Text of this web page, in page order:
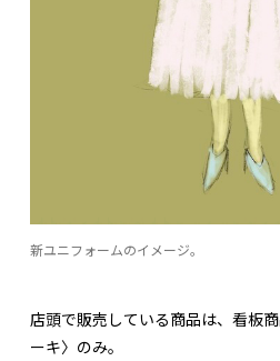
新ユニフォームのイメージ。
店頭で販売している商品は、看板
ーキ〉のみ。